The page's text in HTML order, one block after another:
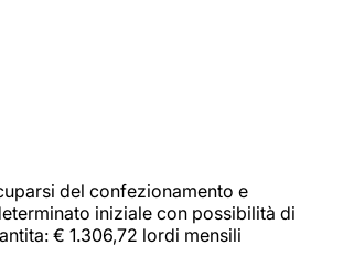
del confezionamento e
iniziale con possibilità di
€ 1.306,72 lordi mensili